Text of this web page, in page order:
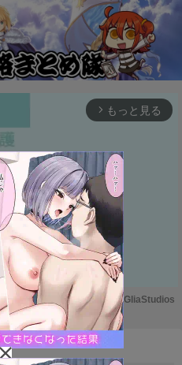
arrow_forward_ios もっと見る
M
u
t
Powered by GliaStudios